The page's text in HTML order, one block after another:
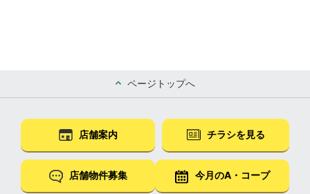
ページトップへ
店舗案内 チラシを見る
店舗物件募集 今月のA・コープ